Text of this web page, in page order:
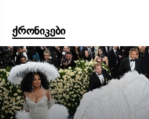
ქრონიკები